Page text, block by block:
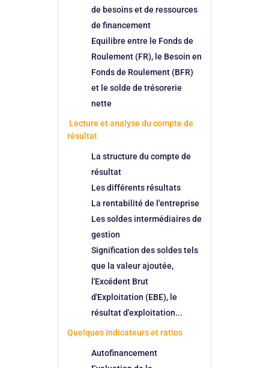
de besoins et de ressources
de financement
Equilibre entre le Fonds de
Roulement (FR), le Besoin en
Fonds de Roulement (BFR)
et le solde de trésorerie
nette
Lecture et analyse du compte de
résultat
La structure du compte de
résultat
Les différents résultats
La rentabilité de l'entreprise
Les soldes intermédiaires de
gestion
Signification des soldes tels
que la valeur ajoutée,
l'Excédent Brut
d'Exploitation (EBE), le
résultat d'exploitation...
Quelques indicateurs et ratios
Autofinancement